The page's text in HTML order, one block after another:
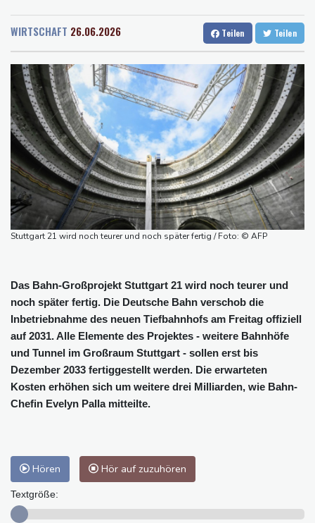
Dresden
27 °C Wien
29 °C
Baden-Baden
27 °C
Verkehrsminister Bilger verteidigt Aussetzung von
Maextro S800: Chinas Luxusangriff auf Maybach und S-Klasse
Leverkusen verlängert mit Carro und Rolfes
Opel Grandland Electric AWD: Zugkraft für den Wohnwagen
Schwimm-EM: Freiwasserstaffel um Wellbrock gewinnt Gold
US-Senat bestätigt Trumps umstrittenen Justizminister Blanche
WIRTSCHAFT 26.06.2026 Teilen Teilen
Stuttgart 21 wird noch teurer und noch später fertig / Foto: © AFP
Das Bahn-Großprojekt Stuttgart 21 wird noch teurer und
noch später fertig. Die Deutsche Bahn verschob die
Inbetriebnahme des neuen Tiefbahnhofs am Freitag offiziell
auf 2031. Alle Elemente des Projektes - weitere Bahnhöfe
und Tunnel im Großraum Stuttgart - sollen erst bis
Dezember 2033 fertiggestellt werden. Die erwarteten
Kosten erhöhen sich um weitere drei Milliarden, wie Bahn-
Chefin Evelyn Palla mitteilte.
Hören Hör auf zuzuhören
Textgröße: